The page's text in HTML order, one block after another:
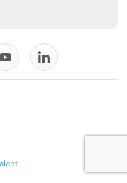
Volg ons op YouTube